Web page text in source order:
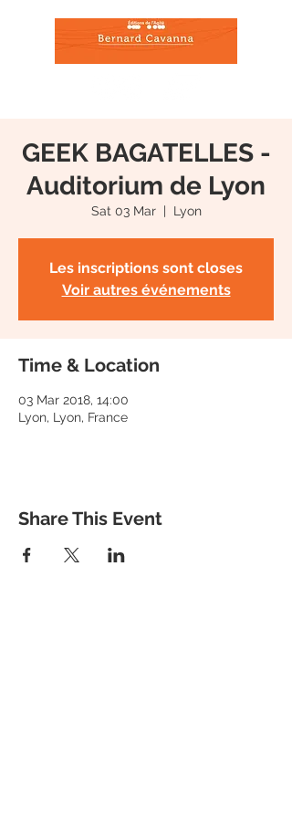
GEEK BAGATELLES -
Auditorium de Lyon
Sat 03 Mar
  |
Lyon
Les inscriptions sont closes
Voir autres événements
Time & Location
03 Mar 2018, 14:00
Lyon, Lyon, France
Share This Event